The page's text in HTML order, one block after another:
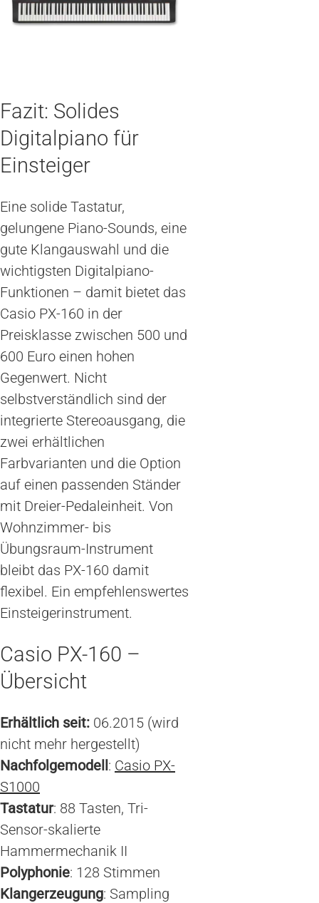
Fazit: Solides
Digitalpiano für
Einsteiger
Eine solide Tastatur,
gelungene Piano-Sounds, eine
gute Klangauswahl und die
wichtigsten Digitalpiano-
Funktionen – damit bietet das
Casio PX-160 in der
Preisklasse zwischen 500 und
600 Euro einen hohen
Gegenwert. Nicht
selbstverständlich sind der
integrierte Stereoausgang, die
zwei erhältlichen
Farbvarianten und die Option
auf einen passenden Ständer
mit Dreier-Pedaleinheit. Von
Wohnzimmer- bis
Übungsraum-Instrument
bleibt das PX-160 damit
flexibel. Ein empfehlenswertes
Einsteigerinstrument.
Casio PX-160 –
Übersicht
Erhältlich seit: 06.2015 (wird
nicht mehr hergestellt)
Nachfolgemodell: Casio PX-
S1000
Tastatur: 88 Tasten, Tri-
Sensor-skalierte
Hammermechanik II
Polyphonie: 128 Stimmen
Klangerzeugung: Sampling